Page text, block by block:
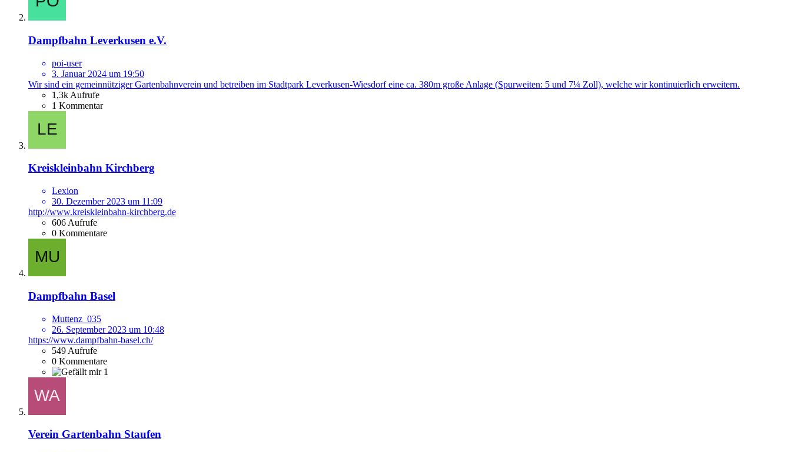
Dampfbahn Leverkusen e.V.
poi-user
3. Januar 2024 um 19:50
Wir sind ein gemeinnütziger Gartenbahnverein und betreiben im Stadtpark Leverkusen-Wiesdorf eine ca. 380m große Anlage (Spurweiten: 5 und 7¼ Zoll), welche wir kontinuierlich erweitern.
1,3k Aufrufe
1 Kommentar
Kreiskleinbahn Kirchberg
Lexion
30. Dezember 2023 um 11:09
http://www.kreiskleinbahn-kirchberg.de
606 Aufrufe
0 Kommentare
Dampfbahn Basel
Muttenz_035
26. September 2023 um 10:48
https://www.dampfbahn-basel.ch/
549 Aufrufe
0 Kommentare
1
Verein Gartenbahn Staufen